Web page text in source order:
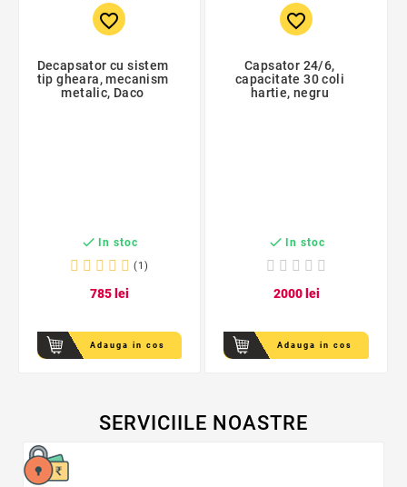
favorite_border
Decapsator cu sistem
tip gheara, mecanism
metalic, Daco
 In stoc
(1)
785lei
Adauga in cos
favorite_border
Capsator 24/6,
capacitate 30 coli
hartie, negru
 In stoc
2000lei
Adauga in cos
SERVICIILE NOASTRE